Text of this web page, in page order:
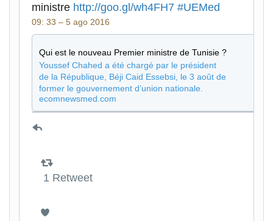
ministre http://goo.gl/wh4FH7 #UEMed
09: 33 – 5 ago 2016
Qui est le nouveau Premier ministre de Tunisie ?
Youssef Chahed a été chargé par le président
de la République, Béji Caid Essebsi, le 3 août de
former le gouvernement d’union nationale.
Portrait du chef de gouvernement le plus jeune
de l’Histoire…
ecomnewsmed.com
1 Retweet